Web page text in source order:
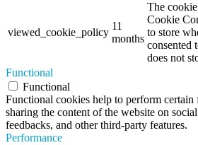
viewed_cookie_policy
11
months
The
Cookie
to store
consented
does not
Functional
Functional
Functional cookies help to perform
sharing the content of the website on
feedbacks, and other third-party features.
Performance